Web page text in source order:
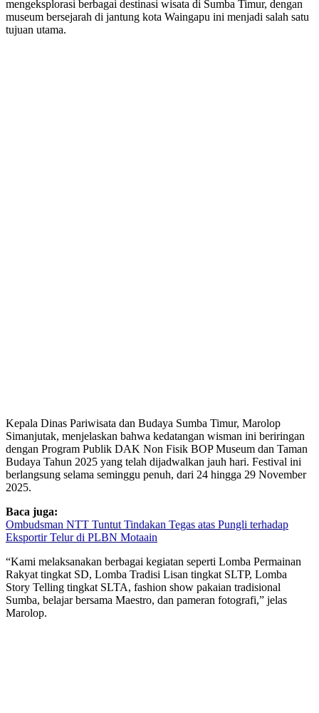
mengeksplorasi berbagai destinasi wisata di Sumba Timur, dengan
museum bersejarah di jantung kota Waingapu ini menjadi salah satu
tujuan utama.
Kepala Dinas Pariwisata dan Budaya Sumba Timur, Marolop
Simanjutak, menjelaskan bahwa kedatangan wisman ini beriringan
dengan Program Publik DAK Non Fisik BOP Museum dan Taman
Budaya Tahun 2025 yang telah dijadwalkan jauh hari. Festival ini
berlangsung selama seminggu penuh, dari 24 hingga 29 November
2025.
Baca juga:
Ombudsman NTT Tuntut Tindakan Tegas atas Pungli terhadap
Eksportir Telur di PLBN Motaain
“Kami melaksanakan berbagai kegiatan seperti Lomba Permainan
Rakyat tingkat SD, Lomba Tradisi Lisan tingkat SLTP, Lomba
Story Telling tingkat SLTA, fashion show pakaian tradisional
Sumba, belajar bersama Maestro, dan pameran fotografi,” jelas
Marolop.